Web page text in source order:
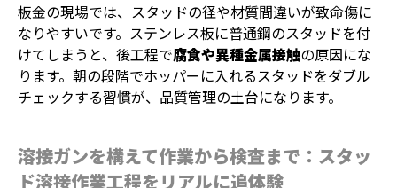
板金の現場では、スタッドの径や材質間違いが致命傷に
なりやすいです。ステンレス板に普通鋼のスタッドを付
けてしまうと、後工程で腐食や異種金属接触の原因にな
ります。朝の段階でホッパーに入れるスタッドをダブル
チェックする習慣が、品質管理の土台になります。
溶接ガンを構えて作業から検査まで：スタッ
ド溶接作業工程をリアルに追体験